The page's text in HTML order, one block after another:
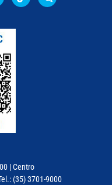
| Centro
(35) 3701-9000